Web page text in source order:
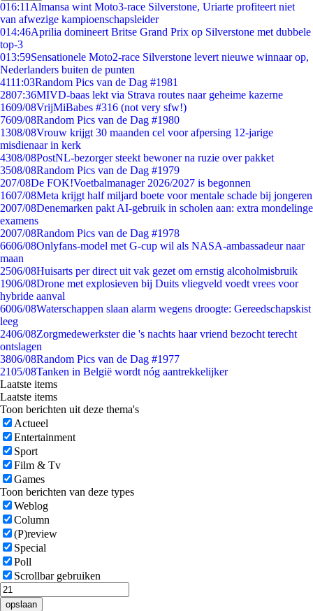
016:11 Almansa wint Moto3-race Silverstone, Uriarte profiteert niet
van afwezige kampioenschapsleider
014:46Aprilia domineert Britse Grand Prix op Silverstone met dubbele
top-3
013:59Sensationele Moto2-race Silverstone levert nieuwe winnaar op,
Nederlanders buiten de punten
4111:03Random Pics van de Dag #1981
2807:36MIVD-baas lekt via Strava routes naar geheime kazerne
1609/08VrijMiBabes #316 (not very sfw!)
7609/08Random Pics van de Dag #1980
1308/08Vrouw krijgt 30 maanden cel voor afpersing 12-jarige
misdienaar in kerk
4308/08PostNL-bezorger steekt bewoner na ruzie over pakket
3508/08Random Pics van de Dag #1979
207/08De FOK!Voetbalmanager 2026/2027 is begonnen
1607/08Meta krijgt half miljard boete voor mentale schade bij jongeren
2007/08Denemarken pakt AI-gebruik in scholen aan: extra mondelinge
examens
2007/08Random Pics van de Dag #1978
6606/08Onlyfans-model met G-cup wil als NASA-ambassadeur naar
maan
2506/08Huisarts per direct uit vak gezet om ernstig alcoholmisbruik
1906/08Drone met explosieven bij Duits vliegveld voedt vrees voor
hybride aanval
6006/08Waterschappen slaan alarm wegens droogte: Gereedschapskist
leeg
2406/08Zorgmedewerkster die 's nachts haar vriend bezocht terecht
ontslagen
3806/08Random Pics van de Dag #1977
2105/08Tanken in België wordt nóg aantrekkelijker
Laatste items
Laatste items
Toon berichten uit deze thema's
Actueel
Entertainment
Sport
Film & Tv
Games
Toon berichten van deze types
Weblog
Column
(P)review
Special
Poll
Scrollbar gebruiken
opslaan